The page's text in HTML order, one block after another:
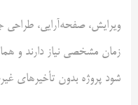
ویرایش، صفحه‌آرایی،
زمان مشخصی نیاز دارند و
شود پروژه بدون تأخیرهای